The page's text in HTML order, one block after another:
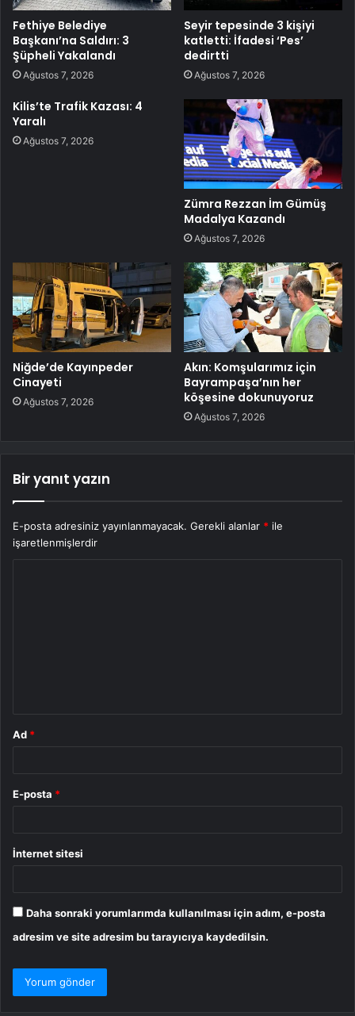
Fethiye Belediye
Başkanı’na Saldırı: 3
Şüpheli Yakalandı
Ağustos 7, 2026
Seyir tepesinde 3 kişiyi
katletti: İfadesi ‘Pes’
dedirtti
Ağustos 7, 2026
Kilis’te Trafik Kazası: 4
Yaralı
Ağustos 7, 2026
Zümra Rezzan İm Gümüş
Madalya Kazandı
Ağustos 7, 2026
Niğde’de Kayınpeder
Cinayeti
Ağustos 7, 2026
Akın: Komşularımız için
Bayrampaşa’nın her
köşesine dokunuyoruz
Ağustos 7, 2026
Bir yanıt yazın
E-posta adresiniz yayınlanmayacak. Gerekli alanlar * ile
işaretlenmişlerdir
Ad *
E-posta *
İnternet sitesi
Daha sonraki yorumlarımda kullanılması için adım, e-posta
adresim ve site adresim bu tarayıcıya kaydedilsin.